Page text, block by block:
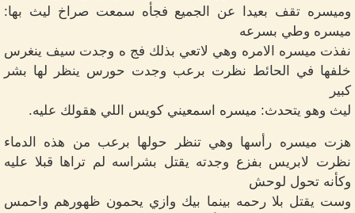
وميسره تقف بعيدا عن الجميع فجأه سمعت صراخ ليث بها:
ميسره وطي بسرعه
نفذت ميسره الامره وهي لاتعي بذلك فج ه وجدت سيف ينغرس
خلفها في الحائط نظرت برعب وجدت حورس ينظر لها بشر
كبير
ليث وهو يتحدث: ميسره اسمعيني كويس اللي هقولك عليه.
هزت ميسره رأسها وهي تنظر حولها برعب من هذه الدماء
نظرت لابريس بفزع وجدته يقتل بشراسه لم تراها قبلا عليه
وكأنه تحول لوحش
وست يقتل بلا رحمه بينما بيك وازي يحمون ظهورهم واحمس